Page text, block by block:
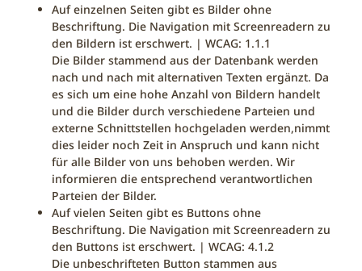
Auf einzelnen Seiten gibt es Bilder ohne
Beschriftung. Die Navigation mit Screenreadern zu
den Bildern ist erschwert. | WCAG: 1.1.1
Die Bilder stammend aus der Datenbank werden
nach und nach mit alternativen Texten ergänzt. Da
es sich um eine hohe Anzahl von Bildern handelt
und die Bilder durch verschiedene Parteien und
externe Schnittstellen hochgeladen werden,nimmt
dies leider noch Zeit in Anspruch und kann nicht
für alle Bilder von uns behoben werden. Wir
informieren die entsprechend verantwortlichen
Parteien der Bilder.
Auf vielen Seiten gibt es Buttons ohne
Beschriftung. Die Navigation mit Screenreadern zu
den Buttons ist erschwert. | WCAG: 4.1.2
Die unbeschrifteten Button stammen aus